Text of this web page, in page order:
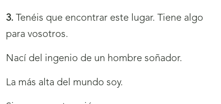
3. Tenéis que encontrar este lugar. Tiene algo
para vosotros.
Nací del ingenio de un hombre soñador.
La más alta del mundo soy.